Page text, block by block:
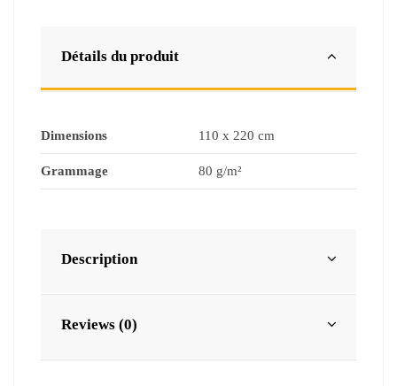
Détails du produit
Dimensions 110 x 220 cm
Grammage 80 g/m²
Description
Reviews (0)